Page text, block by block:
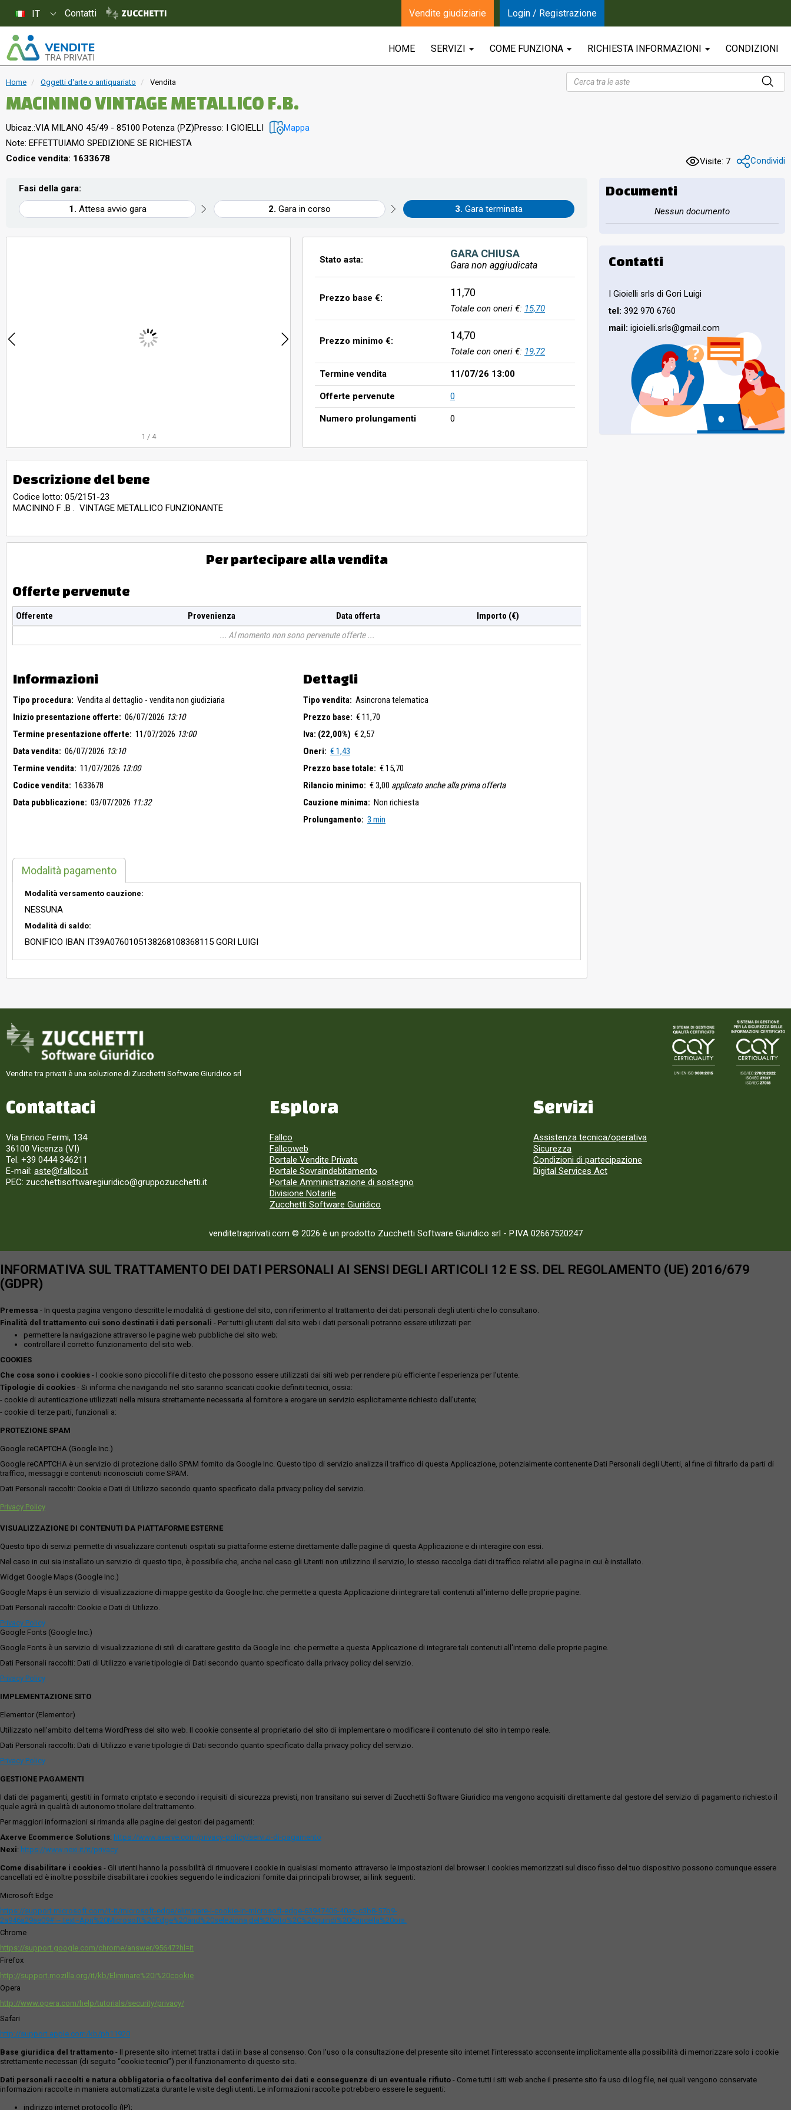
HOME SERVIZI COME FUNZIONA RICHIESTA INFORMAZIONI CONDIZIONI
Home Oggetti d'arte o antiquariato Vendita
MACININO VINTAGE METALLICO F.B.
Ubicaz.:VIA MILANO 45/49 - 85100 Potenza (PZ)Presso: I GIOIELLI Mappa
Note: EFFETTUIAMO SPEDIZIONE SE RICHIESTA
Codice vendita: 1633678
Visite: 7 Condividi
Fasi della gara:
Attesa avvio gara
Gara in corso Gara terminata
1 / 4
Stato asta: GARA CHIUSA
Gara non aggiudicata
Prezzo base €: 11,70
Totale con oneri €: 15,70
Prezzo minimo €: 14,70
Totale con oneri €: 19,72
Termine vendita 11/07/26 13:00
Offerte pervenute 0
Numero prolungamenti 0
Descrizione del bene
Codice lotto: 05/2151-23
MACININO F .B . VINTAGE METALLICO FUNZIONANTE
Per partecipare alla vendita
Offerte pervenute
Offerente Provenienza Data offerta
Importo (€)
Al momento non sono pervenute offerte
Informazioni
Tipo procedura: Vendita al dettaglio - vendita non giudiziaria
Inizio presentazione offerte: 06/07/2026 13:10
Termine presentazione offerte: 11/07/2026 13:00
Data vendita: 06/07/2026 13:10
Termine vendita: 11/07/2026 13:00
Codice vendita: 1633678
Data pubblicazione: 03/07/2026 11:32
Dettagli
Tipo vendita: Asincrona telematica
Prezzo base: € 11,70
Iva: (22,00%) € 2,57
Oneri: € 1,43
Prezzo base totale: € 15,70
Rilancio minimo: € 3,00 applicato anche alla prima offerta
Cauzione minima: Non richiesta
Prolungamento: 3 min
Modalità pagamento
Modalità versamento cauzione:
NESSUNA
Modalità di saldo:
BONIFICO IBAN IT39A0760105138268108368115 GORI LUIGI
Documenti
Nessun documento
Contatti
I Gioielli srls di Gori Luigi
tel: 392 970 6760
mail: igioielli.srls@gmail.com
Vendite tra privati è una soluzione di Zucchetti Software Giuridico srl
Contattaci
Via Enrico Fermi, 134
36100 Vicenza (VI)
Tel. +39 0444 346211
E-mail: aste@fallco.it
PEC: zucchettisoftwaregiuridico@gruppozucchetti.it
Esplora
Fallco
Fallcoweb
Portale Vendite Private
Portale Sovraindebitamento
Portale Amministrazione di sostegno
Divisione Notarile
Zucchetti Software Giuridico
Servizi
Assistenza tecnica/operativa
Sicurezza
Condizioni di partecipazione
Digital Services Act
venditetraprivati.com © 2026 è un prodotto Zucchetti Software Giuridico srl - P.IVA 02667520247
IT Contatti Vendite giudiziarie Login / Registrazione
INFORMATIVA SUL TRATTAMENTO DEI DATI PERSONALI AI SENSI DEGLI ARTICOLI 12 E SS. DEL REGOLAMENTO (UE) 2016/679
(GDPR)
Premessa - In questa pagina vengono descritte le modalità di gestione del sito, con riferimento al trattamento dei dati personali degli utenti che lo consultano.
Finalità del trattamento cui sono destinati i dati personali - Per tutti gli utenti del sito web i dati personali potranno essere utilizzati per:
permettere la navigazione attraverso le pagine web pubbliche del sito web;
controllare il corretto funzionamento del sito web.
COOKIES
Che cosa sono i cookies - I cookie sono piccoli file di testo che possono essere utilizzati dai siti web per rendere più efficiente l'esperienza per l'utente.
Tipologie di cookies - Si informa che navigando nel sito saranno scaricati cookie definiti tecnici, ossia:
- cookie di autenticazione utilizzati nella misura strettamente necessaria al fornitore a erogare un servizio esplicitamente richiesto dall'utente;
- cookie di terze parti, funzionali a:
PROTEZIONE SPAM
Google reCAPTCHA (Google Inc.)
Google reCAPTCHA è un servizio di protezione dallo SPAM fornito da Google Inc. Questo tipo di servizio analizza il traffico di questa Applicazione, potenzialmente contenente Dati Personali degli Utenti, al fine di filtrarlo da parti di
traffico, messaggi e contenuti riconosciuti come SPAM.
Dati Personali raccolti: Cookie e Dati di Utilizzo secondo quanto specificato dalla privacy policy del servizio.
Privacy Policy
VISUALIZZAZIONE DI CONTENUTI DA PIATTAFORME ESTERNE
Questo tipo di servizi permette di visualizzare contenuti ospitati su piattaforme esterne direttamente dalle pagine di questa Applicazione e di interagire con essi.
Nel caso in cui sia installato un servizio di questo tipo, è possibile che, anche nel caso gli Utenti non utilizzino il servizio, lo stesso raccolga dati di traffico relativi alle pagine in cui è installato.
Widget Google Maps (Google Inc.)
Google Maps è un servizio di visualizzazione di mappe gestito da Google Inc. che permette a questa Applicazione di integrare tali contenuti all'interno delle proprie pagine.
Dati Personali raccolti: Cookie e Dati di Utilizzo.
Privacy Policy
Google Fonts (Google Inc.)
Google Fonts è un servizio di visualizzazione di stili di carattere gestito da Google Inc. che permette a questa Applicazione di integrare tali contenuti all'interno delle proprie pagine.
Dati Personali raccolti: Dati di Utilizzo e varie tipologie di Dati secondo quanto specificato dalla privacy policy del servizio.
Privacy Policy
IMPLEMENTAZIONE SITO
Elementor (Elementor)
Utilizzato nell'ambito del tema WordPress del sito web. Il cookie consente al proprietario del sito di implementare o modificare il contenuto del sito in tempo reale.
Dati Personali raccolti: Dati di Utilizzo e varie tipologie di Dati secondo quanto specificato dalla privacy policy del servizio.
Privacy Policy
GESTIONE PAGAMENTI
I dati dei pagamenti, gestiti in formato criptato e secondo i requisiti di sicurezza previsti, non transitano sui server di Zucchetti Software Giuridico ma vengono acquisiti direttamente dal gestore del servizio di pagamento richiesto il
quale agirà in qualità di autonomo titolare del trattamento.
Per maggiori informazioni si rimanda alle pagine dei gestori dei pagamenti:
Axerve Ecommerce Solutions: https://www.axerve.com/privacy-policy/servizi-di-pagamento
Nexi: https://www.nexi.it/it/privacy
Come disabilitare i cookies - Gli utenti hanno la possibilità di rimuovere i cookie in qualsiasi momento attraverso le impostazioni del browser. I cookies memorizzati sul disco fisso del tuo dispositivo possono comunque essere
cancellati ed è inoltre possibile disabilitare i cookies seguendo le indicazioni fornite dai principali browser, ai link seguenti:
Microsoft Edge
https://support.microsoft.com/it-it/microsoft-edge/eliminare-i-cookie-in-microsoft-edge-63947406-40ac-c3b8-57b9-
2a946a29ae09#:~:text=Apri%20Microsoft%20Edge%20and%20seleziona,del%20sito%2C%20quindi%20Cancella%20ora.
Chrome
https://support.google.com/chrome/answer/95647?hl=it
Firefox
http://support.mozilla.org/it/kb/Eliminare%20i%20cookie
Opera
http://www.opera.com/help/tutorials/security/privacy/
Safari
http://support.apple.com/kb/ph11920
Base giuridica del trattamento - Il presente sito internet tratta i dati in base al consenso. Con l'uso o la consultazione del presente sito internet l’interessato acconsente implicitamente alla possibilità di memorizzare solo i cookie
strettamente necessari (di seguito “cookie tecnici”) per il funzionamento di questo sito.
Dati personali raccolti e natura obbligatoria o facoltativa del conferimento dei dati e conseguenze di un eventuale rifiuto - Come tutti i siti web anche il presente sito fa uso di log file, nei quali vengono conservate
informazioni raccolte in maniera automatizzata durante le visite degli utenti. Le informazioni raccolte potrebbero essere le seguenti:
indirizzo internet protocollo (IP);